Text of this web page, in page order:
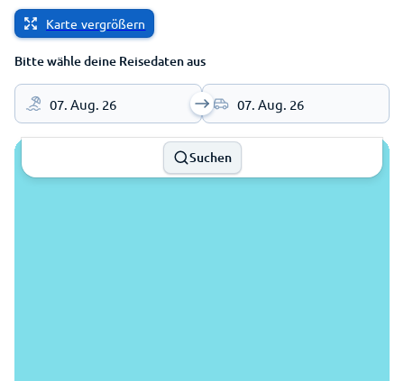
Karte vergrößern
Bitte wähle deine Reisedaten aus
07. Aug. 26 07. Aug. 26
Suchen